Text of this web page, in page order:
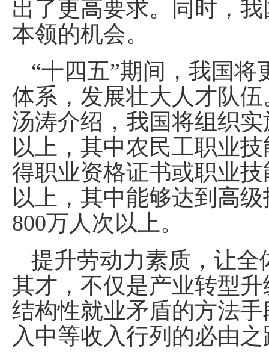
出了更高要求。同时，
本领的机会。
“十四五”期间，我国
体系，发展壮大人才队
汤涛介绍，我国将组织
以上，其中农民工职业
得职业资格证书或职业
以上，其中能够达到高
800万人次以上。
提升劳动力素质，让
其才，不仅是产业转型
结构性就业矛盾的方法
入中等收入行列的必由